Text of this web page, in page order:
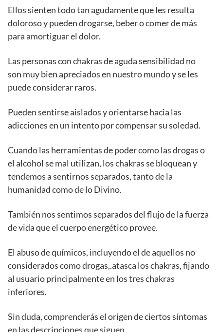
Ellos sienten todo tan agudamente que les resulta
doloroso y pueden drogarse, beber o comer de más
para amortiguar el dolor.
Las personas con chakras de aguda sensibilidad no
son muy bien apreciados en nuestro mundo y se les
puede considerar raros.
Pueden sentirse aislados y orientarse hacia las
adicciones en un intento por compensar su soledad.
Cuando las herramientas de poder como las drogas o
el alcohol se mal utilizan, los chakras se bloquean y
tendemos a sentirnos separados, tanto de la
humanidad como de lo Divino.
También nos sentimos separados del flujo de la fuerza
de vida que el cuerpo energético provee.
El abuso de químicos, incluyendo el de aquellos no
considerados como drogas,.atasca los chakras, fijando
al usuario principalmente en los tres chakras
inferiores.
Sin duda, comprenderás el origen de ciertos síntomas
en las descripciones que siguen.